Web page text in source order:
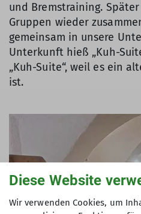
und Bremstraining.
Gruppen wieder
gemeinsam in unsere
Unterkunft hieß „Kuh-
„Kuh-Suite“, weil es ein
ist.
Diese Website
Wir verwenden Cookies, um